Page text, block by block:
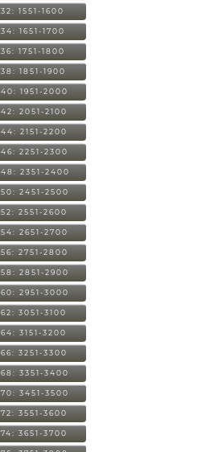
32: 1551-1600
34: 1651-1700
36: 1751-1800
38: 1851-1900
40: 1951-2000
42: 2051-2100
44: 2151-2200
46: 2251-2300
48: 2351-2400
50: 2451-2500
52: 2551-2600
54: 2651-2700
56: 2751-2800
58: 2851-2900
60: 2951-3000
62: 3051-3100
64: 3151-3200
66: 3251-3300
68: 3351-3400
70: 3451-3500
72: 3551-3600
74: 3651-3700